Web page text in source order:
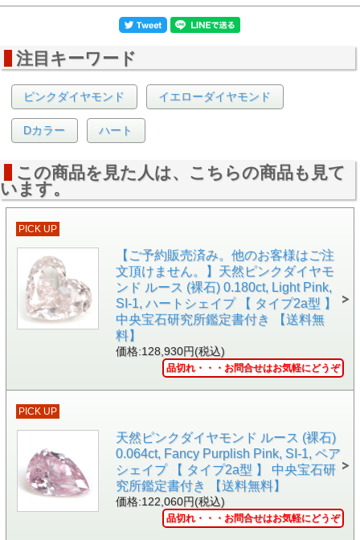
▲正面画像 白い背景で撮影しました。
▲正面画像 黒い背景で撮影しました。
注目キーワード
ピンクダイヤモンド イエローダイヤモンド
Dカラー ハート
この商品を見た人は、こちらの商品も見て
います。
PICK UP
【ご予約販売済み。他のお客様はご注
文頂けません。】天然ピンクダイヤモ
ンド ルース (裸石) 0.180ct, Light Pink,
SI-1, ハートシェイプ 【 タイプ2a型 】
中央宝石研究所鑑定書付き 【送料無
料】
価格:128,930円(税込)
品切れ・・・お問合せはお気軽にどうぞ
PICK UP
天然ピンクダイヤモンド ルース (裸石)
0.064ct, Fancy Purplish Pink, SI-1, ペア
シェイプ 【 タイプ2a型 】 中央宝石研
究所鑑定書付き 【送料無料】
価格:122,060円(税込)
品切れ・・・お問合せはお気軽にどうぞ